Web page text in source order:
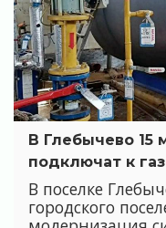
В Глебычево 15
подключат к
В поселке
городского